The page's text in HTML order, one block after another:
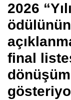
2026
final